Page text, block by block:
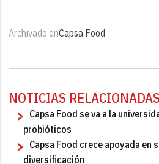
Archivado enCapsa Food
NOTICIAS RELACIONADAS
Capsa Food se va a la
probióticos
Capsa Food crece apoyada en
diversificación